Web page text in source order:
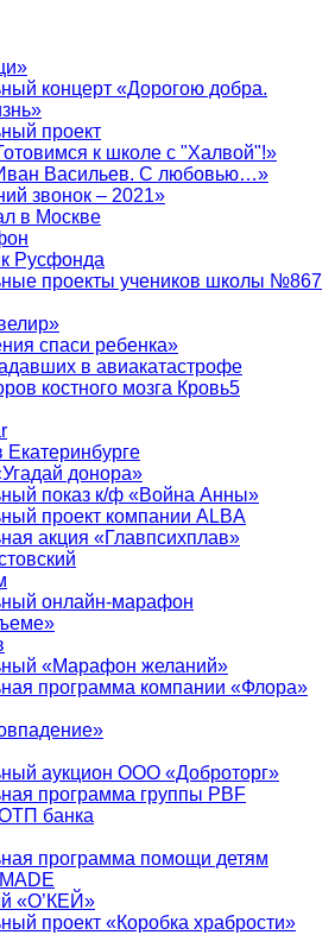
концерт «Дорогою добра.
проект
к школе с "Халвой"!»
Васильев. С любовью…»
звонок – 2021»
в Москве
Русфонда
проекты учеников школы №867
спаси ребенка»
в авиакатастрофе
костного мозга Кровь5
донора»
показ к/ф «Война Анны»
проект компании ALBA
акция «Главпсихплав»
онлайн‑марафон
«Марафон желаний»
программа компании «Флора»
аукцион ООО «Доброторг»
программа группы PBF
банка
программа помощи детям
«О’КЕЙ»
проект «Коробка храбрости»